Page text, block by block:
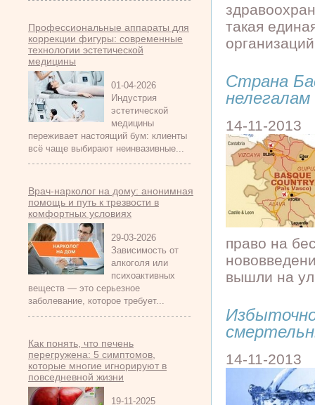
Профессиональные аппараты для
коррекции фигуры: современные
технологии эстетической
медицины
01-04-2026
Индустрия
эстетической
медицины
переживает настоящий бум: клиенты
всё чаще выбирают неинвазивные...
Врач-нарколог на дому: анонимная
помощь и путь к трезвости в
комфортных условиях
29-03-2026
Зависимость от
алкоголя или
психоактивных
веществ — это серьезное
заболевание, которое требует...
Как понять, что печень
перегружена: 5 симптомов,
которые многие игнорируют в
повседневной жизни
19-11-2025
такая
Страна
нелегалам
14-11-2013
право на
вышли на
14-11-2013